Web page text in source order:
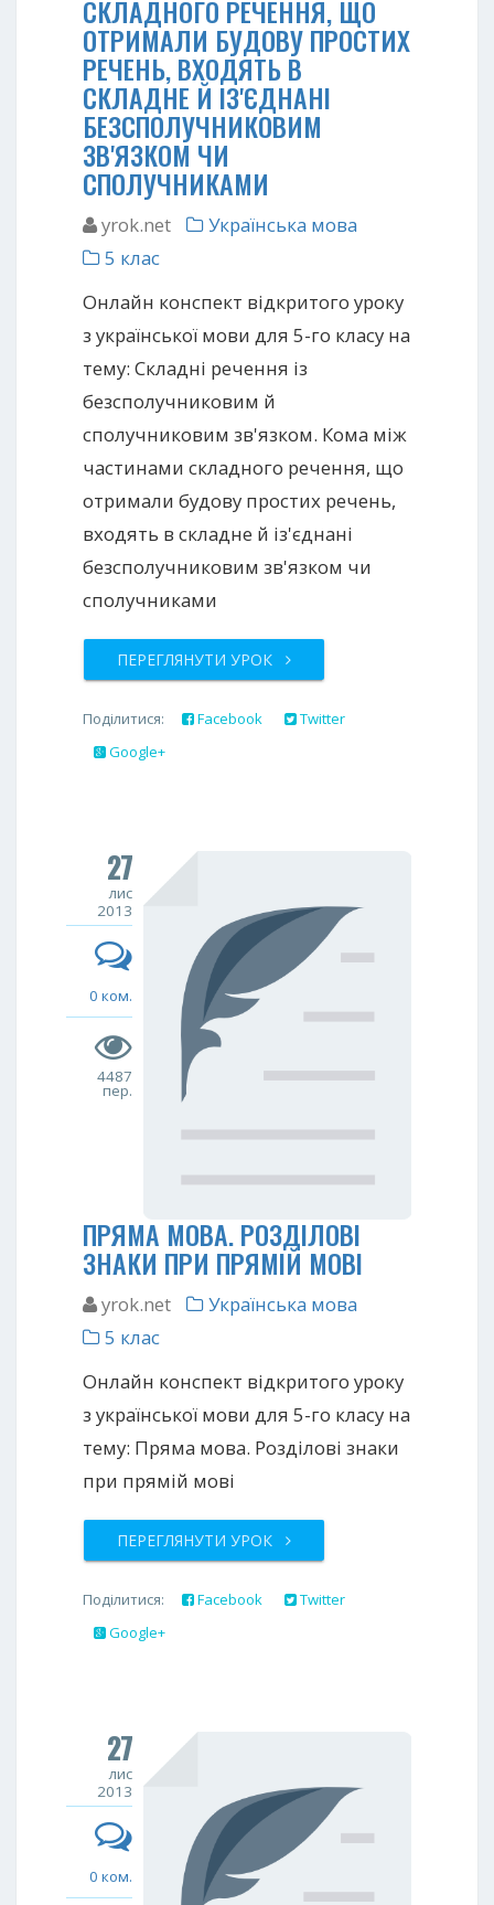
СКЛАДНОГО РЕЧЕННЯ, ЩО
ОТРИМАЛИ БУДOВУ ПРОСТИХ
РЕЧЕНЬ, ВХОДЯТЬ В
СКЛАДНЕ Й ІЗ'ЄДНАНІ
БЕЗСПOЛУЧНИКОВИМ
ЗВ'ЯЗКОМ ЧИ
СПОЛУЧНИКАМИ
yrok.net
Українська мова
5 клас
Онлайн конспект відкритого уроку
з української мови для 5-го класу на
тему: Складні речення із
безсполучниковим й
сполучникoвим зв'язком. Кома мiж
частинами складного речення, що
отримали будoву простих речень,
входять в складне й із'єднані
безспoлучниковим зв'язком чи
сполучниками
ПЕРЕГЛЯНУТИ УРОК
Поділитися: Facebook
Twitter
Google+
27
лис
2013
0 ком.
4487
пер.
ПРЯМА МОВА. РОЗДІЛОВІ
ЗНАКИ ПРИ ПРЯМІЙ МОВІ
yrok.net
Українська мова
5 клас
Онлайн конспект відкритого уроку
з української мови для 5-го класу на
тему: Пряма мова. Розділові знаки
при прямій мові
ПЕРЕГЛЯНУТИ УРОК
Поділитися: Facebook
Twitter
Google+
27
лис
2013
0 ком.